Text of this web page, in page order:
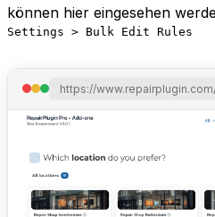
können hier eingesehen
Settings > Bulk Edit Rules